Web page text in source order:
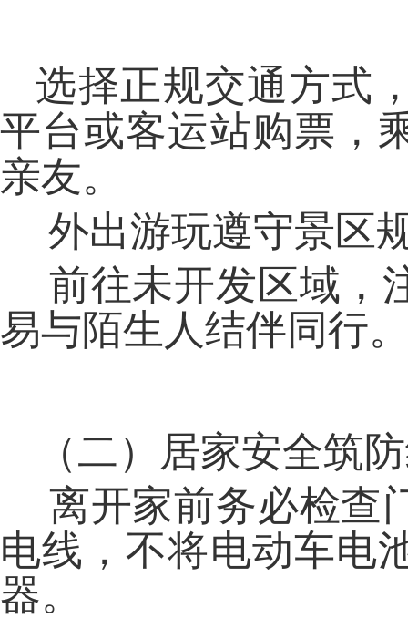
选择正规交通方式
平台或客运站购票，
亲友。
外出游玩遵守景区
前往未开发区域，
易与陌生人结伴同行
（二）居家安全筑
离开家前务必检查
电线，不将电动车电
器。